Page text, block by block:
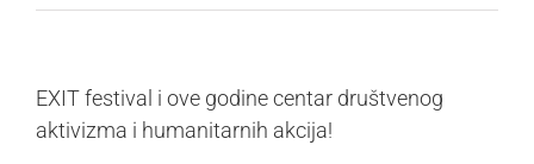
EXIT festival i ove godine centar društvenog
aktivizma i humanitarnih akcija!